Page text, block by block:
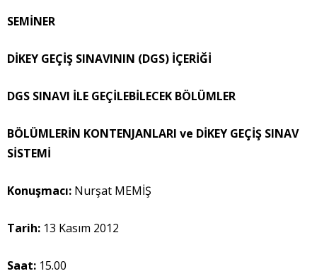
SEMİNER
DİKEY GEÇİŞ SINAVININ (DGS) İÇERİĞİ
DGS SINAVI İLE GEÇİLEBİLECEK BÖLÜMLER
BÖLÜMLERİN KONTENJANLARI ve DİKEY GEÇİŞ SINAV
SİSTEMİ
Konuşmacı: Nurşat MEMİŞ
Tarih: 13 Kasım 2012
Saat: 15.00